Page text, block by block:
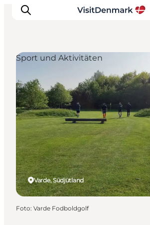
Inspiration
Regionen
Erlebnisse
Unterkünfte
Reiseplanung
Varde, Südjütland
Sport und Aktivitäten
Foto: Varde Fodboldgolf